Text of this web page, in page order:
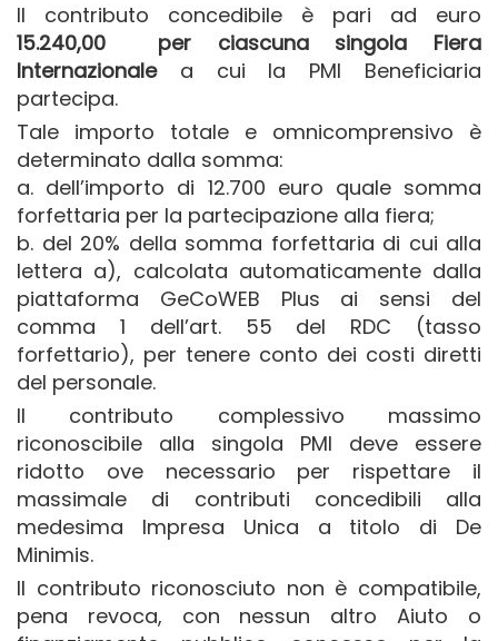
Il contributo concedibile è pari ad euro
15.240,00 per ciascuna singola Fiera
Internazionalea cui la PMI Beneficiaria
partecipa.
Tale importo totale e omnicomprensivo è
determinato dalla somma:
a. dell’importo di 12.700 euro quale somma
forfettaria per la partecipazione alla fiera;
b. del 20% della somma forfettaria di cui alla
lettera a), calcolata automaticamente dalla
piattaforma GeCoWEB Plus ai sensi del
comma 1 dell’art. 55 del RDC (tasso
forfettario), per tenere conto dei costi diretti
del personale.
Il contributo complessivo massimo
riconoscibile alla singola PMI deve essere
ridotto ove necessario per rispettare il
massimale di contributi concedibili alla
medesima Impresa Unica a titolo di De
Minimis.
Il contributo riconosciuto non è compatibile,
pena revoca, con nessun altro Aiuto o